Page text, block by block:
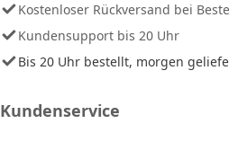
Kostenloser Rückversand bei
Kundensupport bis 20 Uhr
Bis 20 Uhr bestellt, morgen
Kundenservice